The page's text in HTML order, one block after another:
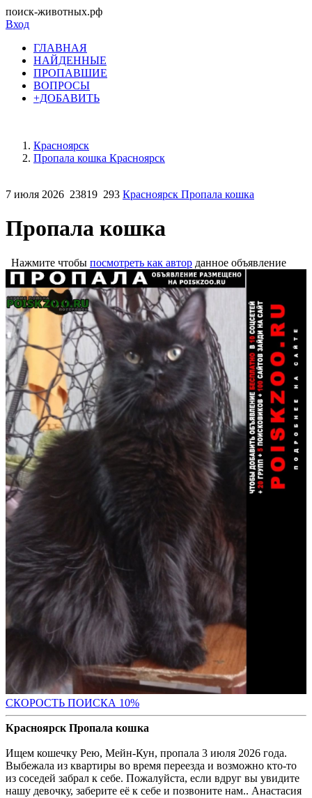
поиск-животных.рф
Вход
ГЛАВНАЯ
НАЙДЕННЫЕ
ПРОПАВШИЕ
ВОПРОСЫ
+ДОБАВИТЬ
Красноярск
Пропала кошка Красноярск
7 июля 2026 23819 293 Красноярск Пропала кошка
Пропала кошка
Нажмите чтобы посмотреть как автор данное объявление
СКОРОСТЬ ПОИСКА 10%
Красноярск Пропала кошка
Ищем кошечку Рею, Мейн-Кун, пропала 3 июля 2026 года.
Выбежала из квартиры во время переезда и возможно кто-то
из соседей забрал к себе. Пожалуйста, если вдруг вы увидите
нашу девочку, заберите её к себе и позвоните нам.. Анастасия